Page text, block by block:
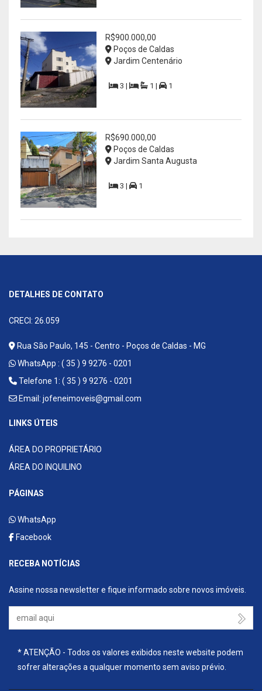
R$900.000,00
Poços de Caldas
Jardim Centenário
3 | 1 | 1
R$690.000,00
Poços de Caldas
Jardim Santa Augusta
3 | 1
DETALHES DE CONTATO
CRECI: 26.059
Rua São Paulo, 145 - Centro - Poços de Caldas - MG
WhatsApp : ( 35 ) 9 9276 - 0201
Telefone 1: ( 35 ) 9 9276 - 0201
Email: jofeneimoveis@gmail.com
LINKS ÚTEIS
ÁREA DO PROPRIETÁRIO
ÁREA DO INQUILINO
PÁGINAS
WhatsApp
Facebook
RECEBA NOTÍCIAS
Assine nossa newsletter e fique informado sobre novos imóveis.
Seu Email
* ATENÇÃO - Todos os valores exibidos neste website podem
sofrer alterações a qualquer momento sem aviso prévio.